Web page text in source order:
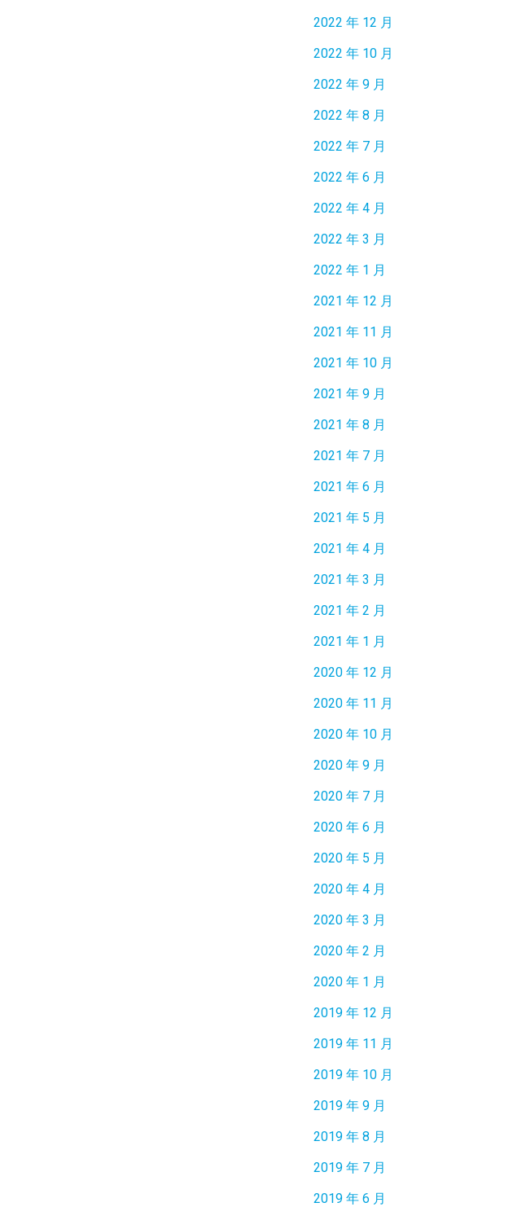
2022 年 12 月
2022 年 10 月
2022 年 9 月
2022 年 8 月
2022 年 7 月
2022 年 6 月
2022 年 4 月
2022 年 3 月
2022 年 1 月
2021 年 12 月
2021 年 11 月
2021 年 10 月
2021 年 9 月
2021 年 8 月
2021 年 7 月
2021 年 6 月
2021 年 5 月
2021 年 4 月
2021 年 3 月
2021 年 2 月
2021 年 1 月
2020 年 12 月
2020 年 11 月
2020 年 10 月
2020 年 9 月
2020 年 7 月
2020 年 6 月
2020 年 5 月
2020 年 4 月
2020 年 3 月
2020 年 2 月
2020 年 1 月
2019 年 12 月
2019 年 11 月
2019 年 10 月
2019 年 9 月
2019 年 8 月
2019 年 7 月
2019 年 6 月